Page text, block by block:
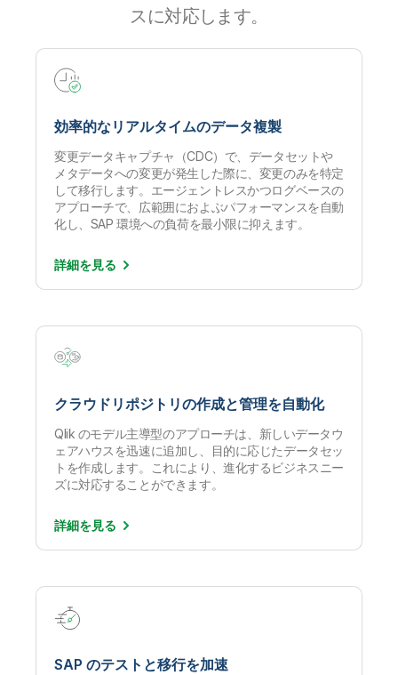
スに対応します。
効率的なリアルタイムのデータ複製
変更データキャプチャ（CDC）で、データセットや
メタデータへの変更が発生した際に、変更のみを特定
して移行します。エージェントレスかつログベースの
アプローチで、広範囲におよぶパフォーマンスを自動
化し、SAP 環境への負荷を最小限に抑えます。
詳細を見る
クラウドリポジトリの作成と管理を自動化
Qlik のモデル主導型のアプローチは、新しいデータウ
ェアハウスを迅速に追加し、目的に応じたデータセッ
トを作成します。これにより、進化するビジネスニー
ズに対応することができます。
詳細を見る
SAP のテストと移行を加速